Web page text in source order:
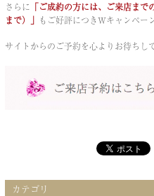
さらに 「ご成約の方には、ご来店ま
まで）」 もご好評につきWキャンペー
サイトからのご予約を心よりお待ちし
カテゴリ